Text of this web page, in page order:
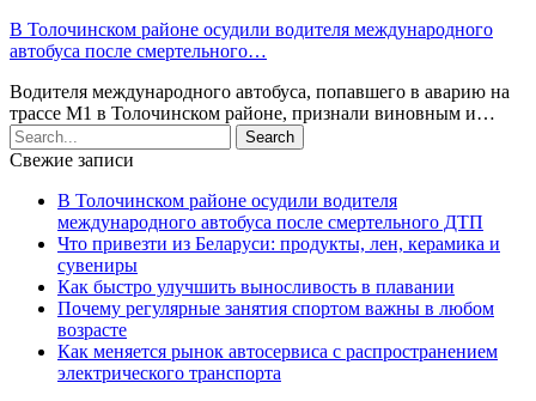
В Толочинском районе осудили водителя международного
автобуса после смертельного…
Водителя международного автобуса, попавшего в аварию на
трассе М1 в Толочинском районе, признали виновным и…
Свежие записи
В Толочинском районе осудили водителя
международного автобуса после смертельного ДТП
Что привезти из Беларуси: продукты, лен, керамика и
сувениры
Как быстро улучшить выносливость в плавании
Почему регулярные занятия спортом важны в любом
возрасте
Как меняется рынок автосервиса с распространением
электрического транспорта